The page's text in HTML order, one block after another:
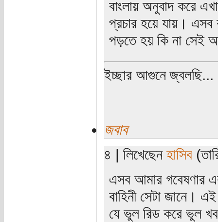
বাংলায় অনুবাদ করে
প্রচার হয়ে যায়। এসব
পড়তে হয় কি না সেই
ইচ্ছার আগুনে জ্বলছি...
জবাব
৪ | লিখেছেন হাসিব
এসব আমার গবেষণার
বাহিনী সেটা জানে।
যে ভুল রিড করে ভুল